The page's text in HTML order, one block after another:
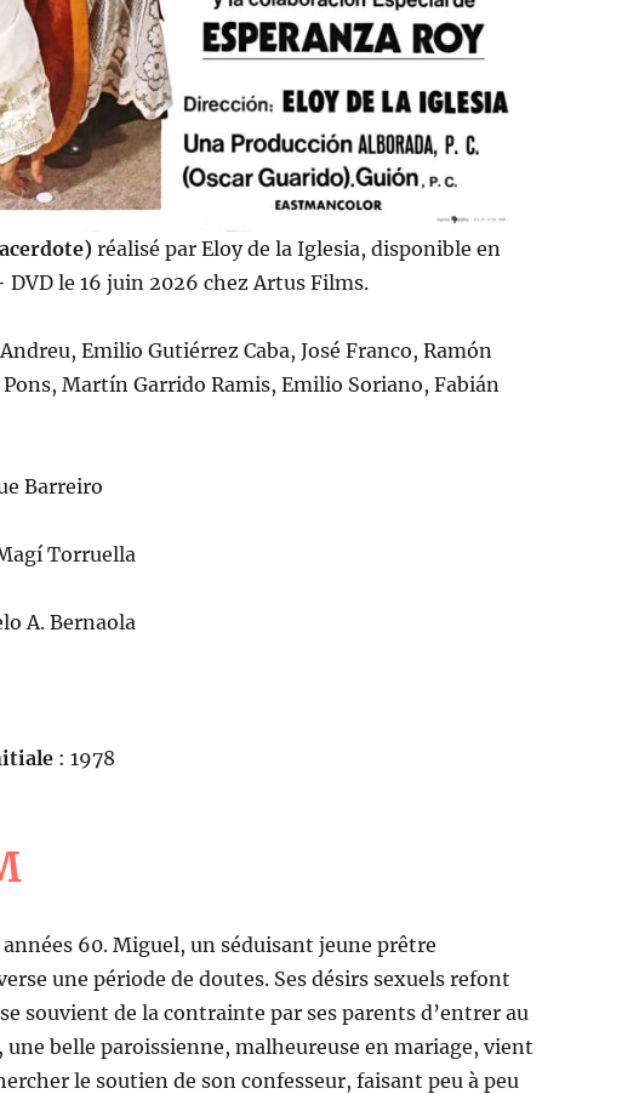
réalisé par Eloy de la Iglesia, disponible en
DVD le 16 juin 2026 chez Artus Films.
Emilio Gutiérrez Caba, José Franco, Ramón
Pons, Martín Garrido Ramis, Emilio Soriano, Fabián
Barreiro
Torruella
A. Bernaola
: 1978
60. Miguel, un séduisant jeune prêtre
une période de doutes. Ses désirs sexuels refont
souvient de la contrainte par ses parents d’entrer au
une belle paroissienne, malheureuse en mariage, vient
le soutien de son confesseur, faisant peu à peu